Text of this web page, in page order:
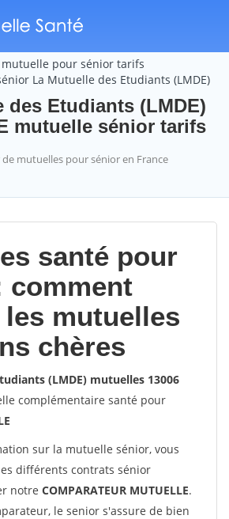
mutuelle pour sénior tarifs
La Mutuelle des Etudiants (LMDE)
des Etudiants (LMDE)
mutuelle sénior tarifs
mutuelles pour sénior en France
santé pour
comment
mutuelles
chères
(LMDE) mutuelles 13006
complémentaire santé pour
sur la mutuelle sénior, vous
différents contrats sénior
notre COMPARATEUR MUTUELLE.
le senior s'assure de bien